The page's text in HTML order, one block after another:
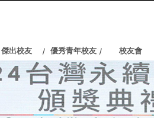
傑出校友 優秀青年校友 校友會